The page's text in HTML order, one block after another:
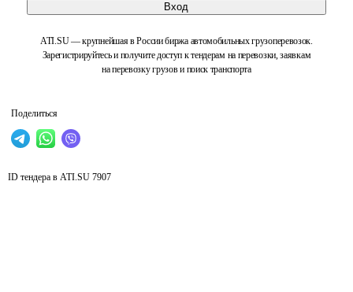
Вход
ATI.SU — крупнейшая в России биржа автомобильных грузоперевозок.
Зарегистрируйтесь и получите доступ к тендерам на перевозки, заявкам
на перевозку грузов и поиск транспорта
Поделиться
ID тендера в ATI.SU 7907